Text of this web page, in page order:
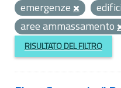
emergenze
aree ammassamento
RISULTATO DEL FILTRO